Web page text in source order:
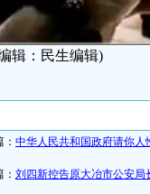
辑：民生编辑)
中华人民共和国政府请你人
刘四新控告原大冶市公安局